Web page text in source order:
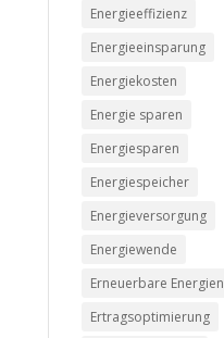
Energieeffizienz
Energieeinsparung
Energiekosten
Energie sparen
Energiesparen
Energiespeicher
Energieversorgung
Energiewende
Erneuerbare Energien
Ertragsoptimierung